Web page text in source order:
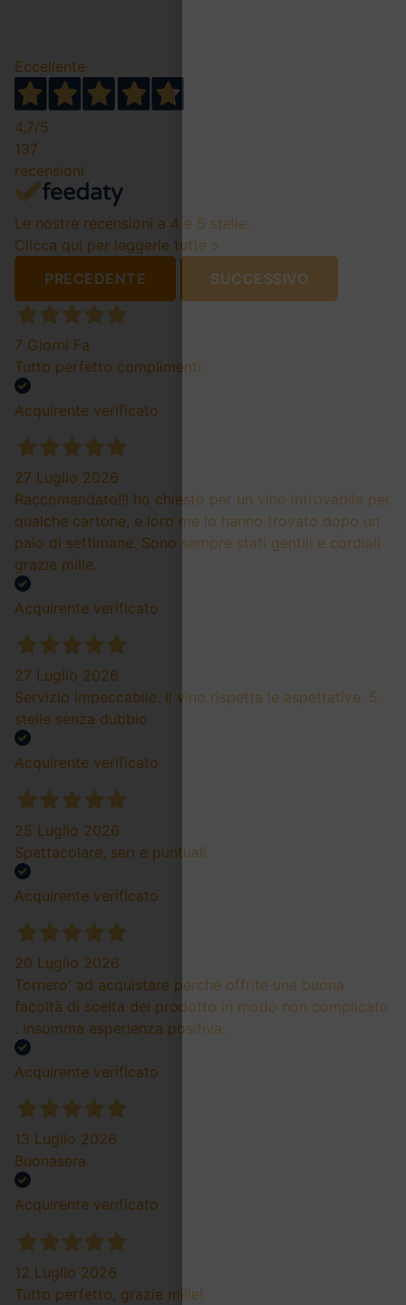
Eccellente
4,7/5
137
recensioni
Le nostre recensioni a 4 e 5 stelle.
Clicca qui per leggerle tutte >
PRECEDENTE
SUCCESSIVO
7 Giorni Fa
Tutto perfetto complimenti
Acquirente verificato
27 Luglio 2026
Raccomandato!!! ho chiesto per un vino introvabile per
qualche cartone, e loro me lo hanno trovato dopo un
paio di settimane. Sono sempre stati gentili e cordiali
grazie mille.
Acquirente verificato
27 Luglio 2026
Servizio impeccabile. Il vino rispetta le aspettative. 5
stelle senza dubbio
Acquirente verificato
25 Luglio 2026
Spettacolare, seri e puntuali
Acquirente verificato
20 Luglio 2026
Tornero' ad acquistare perché offrite una buona
facoltà di scelta del prodotto in modo non complicato
. Insomma esperienza positiva.
Acquirente verificato
13 Luglio 2026
Buonasera
Acquirente verificato
12 Luglio 2026
Tutto perfetto, grazie mille!